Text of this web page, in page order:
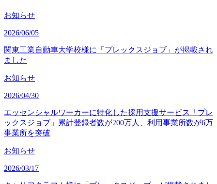
お知らせ
2026/06/05
関東工業自動車大学校様に「プレックスジョブ」が掲載され
ました
お知らせ
2026/04/30
エッセンシャルワーカーに特化した採用支援サービス「プレ
ックスジョブ」累計登録者数が200万人、利用事業所数が6万
事業所を突破
お知らせ
2026/03/17